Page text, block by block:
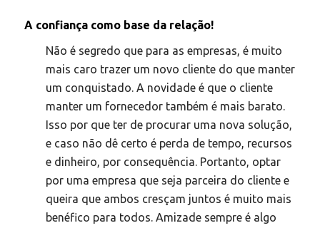
A confiança como base da relação!
Não é segredo que para as empresas, é muito
mais caro trazer um novo cliente do que manter
um conquistado. A novidade é que o cliente
manter um fornecedor também é mais barato.
Isso por que ter de procurar uma nova solução,
e caso não dê certo é perda de tempo, recursos
e dinheiro, por consequência. Portanto, optar
por uma empresa que seja parceira do cliente e
queira que ambos cresçam juntos é muito mais
benéfico para todos. Amizade sempre é algo